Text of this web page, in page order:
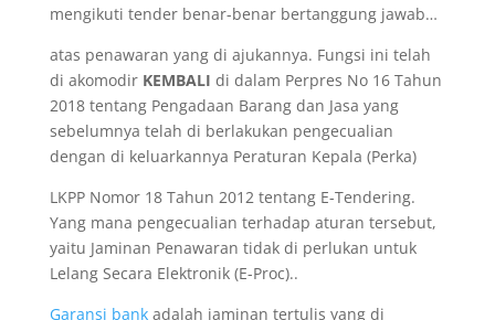
mengikuti tender benar-benar bertanggung jawab…
atas penawaran yang di ajukannya. Fungsi ini telah
di akomodir KEMBALI di dalam Perpres No 16 Tahun
2018 tentang Pengadaan Barang dan Jasa yang
sebelumnya telah di berlakukan pengecualian
dengan di keluarkannya Peraturan Kepala (Perka)
LKPP Nomor 18 Tahun 2012 tentang E-Tendering.
Yang mana pengecualian terhadap aturan tersebut,
yaitu Jaminan Penawaran tidak di perlukan untuk
Lelang Secara Elektronik (E-Proc)..
Garansi bankadalah jaminan tertulis yang di